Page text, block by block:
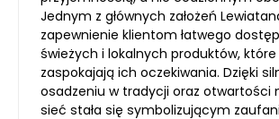
Jednym z głównych założeń
zapewnienie klientom łatwego
świeżych i lokalnych produktów, które
zaspokajają ich oczekiwania. Dzięki
osadzeniu w tradycji oraz otwartości
sieć stała się symbolizującym